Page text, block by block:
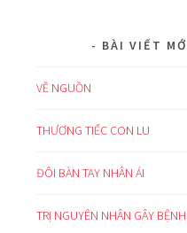
BÀI VIẾT
VỀ NGUỒN
THƯƠNG TIẾC CON LU
ĐÔI BÀN TAY NHÂN ÁI
TRỊ NGUYÊN NHÂN GÂY BỆNH